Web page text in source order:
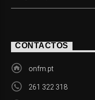
CONTACTOS
onfm.pt
261 322 318